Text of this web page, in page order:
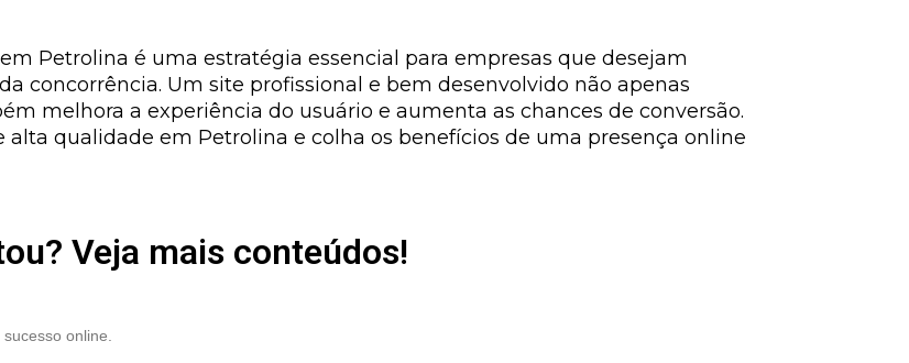
Petrolina é uma estratégia essencial para empresas que desejam
concorrência. Um site profissional e bem desenvolvido não apenas
melhora a experiência do usuário e aumenta as chances de conversão.
qualidade em Petrolina e colha os benefícios de uma presença online
Veja mais conteúdos!
online.